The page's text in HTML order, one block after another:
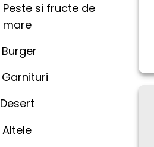
Peste si fructe de
mare
Burger
Garnituri
Desert
Altele